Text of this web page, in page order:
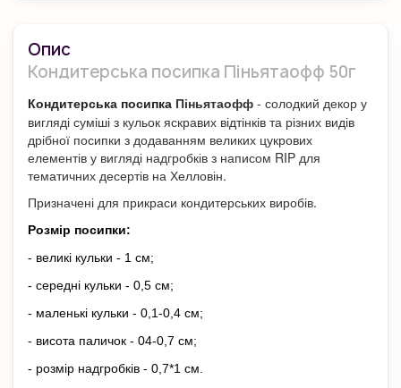
Опис
Кондитерська посипка Піньятаофф 50г
Кондитерська посипка Піньятаофф - солодкий декор у
вигляді суміші з кульок яскравих відтінків та різних видів
дрібної посипки з додаванням великих цукрових
елементів у вигляді надгробків з написом RIP для
тематичних десертів на Хелловін.
Призначені для прикраси кондитерських виробів.
Розмір посипки:
- великі кульки - 1 см;
- середні кульки - 0,5 см;
- маленькі кульки - 0,1-0,4 см;
- висота паличок - 04-0,7 см;
- розмір надгробків - 0,7*1 см.